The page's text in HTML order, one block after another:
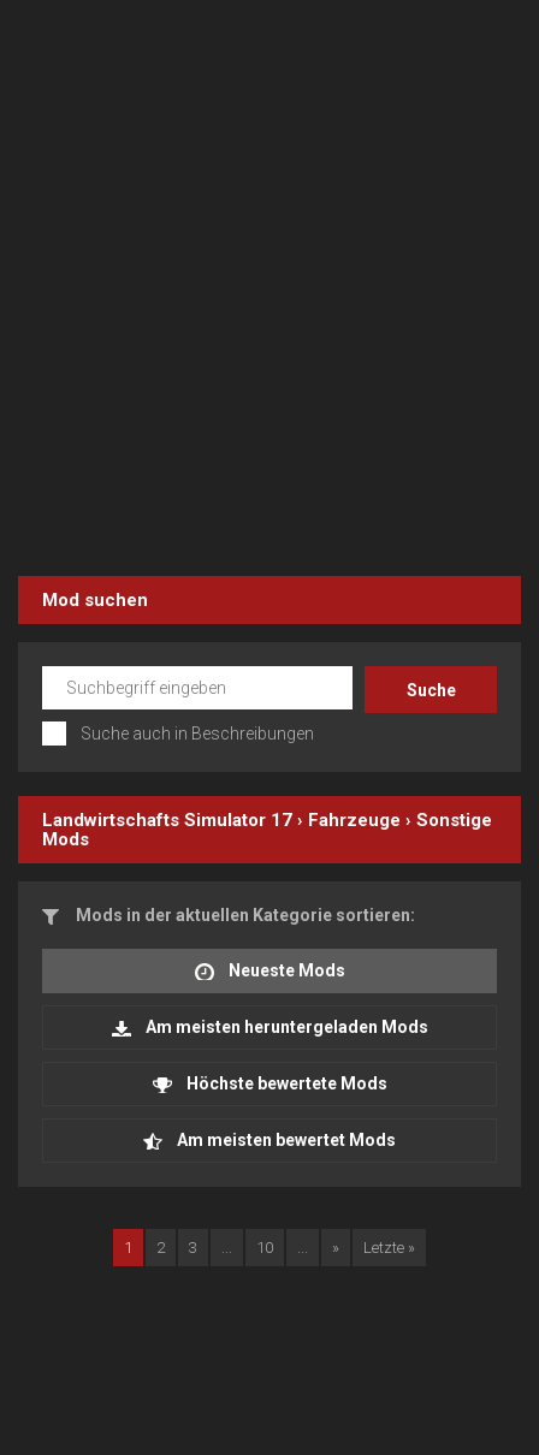
Mod suchen
Suche auch in Beschreibungen
Landwirtschafts Simulator 17 › Fahrzeuge › Sonstige
Mods
Mods in der aktuellen Kategorie sortieren:
Neueste Mods
Am meisten heruntergeladen Mods
Höchste bewertete Mods
Am meisten bewertet Mods
1 2 3 ... 10 ... » Letzte »